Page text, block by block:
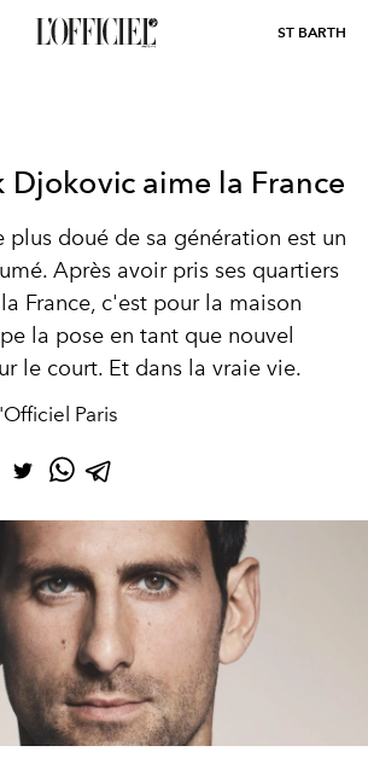
ST BARTH
Djokovic aime la France
plus doué de sa génération est un
Après avoir pris ses quartiers
France, c'est pour la maison
la pose en tant que nouvel
le court. Et dans la vraie vie.
Paris